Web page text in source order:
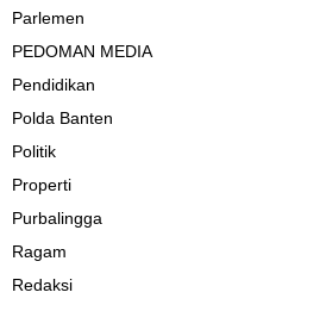
Parlemen
PEDOMAN MEDIA
Pendidikan
Polda Banten
Politik
Properti
Purbalingga
Ragam
Redaksi